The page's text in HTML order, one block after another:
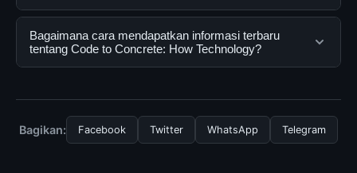
mendapatkan informasi lengkap dan terpercaya. Anda
dapat menggunakannya dengan mengunjungi situs
resmi dan mengikuti panduan yang tersedia.
Ya, Code to Concrete: How Technology dapat diakses
secara gratis oleh semua pengguna. Tidak ada biaya
tersembunyi atau langganan yang diperlukan untuk
Bagaimana cara mendapatkan informasi terbaru
tentang Code to Concrete: How Technology?
halaman resmi kami secara berkala. Kami selalu
memperbarui konten dengan informasi terkini dan
Bagikan: Facebook Twitter WhatsApp Telegram